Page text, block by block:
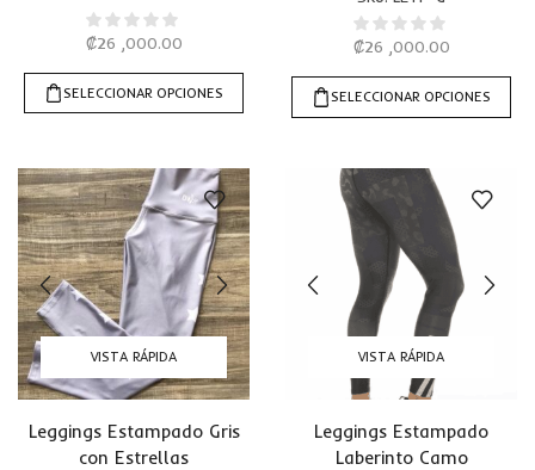
₡26 ,000.00
SELECCIONAR OPCIONES
₡26 ,000.00
SELECCIONAR OPCIONES
VISTA RÁPIDA
Leggings Estampado Gris
con Estrellas
VISTA RÁPIDA
Leggings Estampado
Laberinto Camo